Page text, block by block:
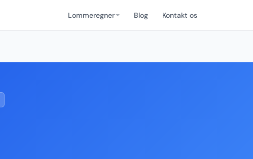
Lommeregner Blog Kontakt os